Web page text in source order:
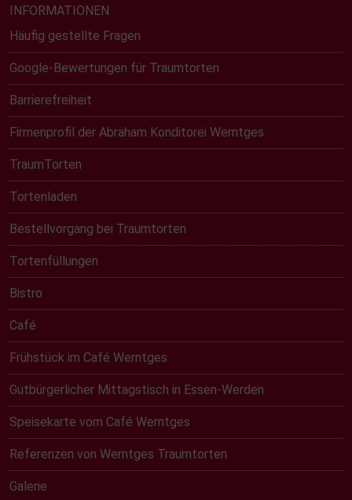
INFORMATIONEN
Häufig gestellte Fragen
Google-Bewertungen für Traumtorten
Barrierefreiheit
Firmenprofil der Abraham Konditorei Werntges
TraumTorten
Tortenladen
Bestellvorgang bei Traumtorten
Tortenfüllungen
Bistro
Café
Frühstück im Café Werntges
Gutbürgerlicher Mittagstisch in Essen-Werden
Speisekarte vom Café Werntges
Referenzen von Werntges Traumtorten
Galerie